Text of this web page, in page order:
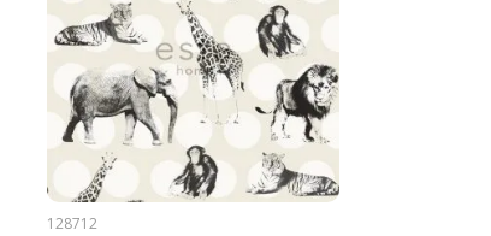
128712